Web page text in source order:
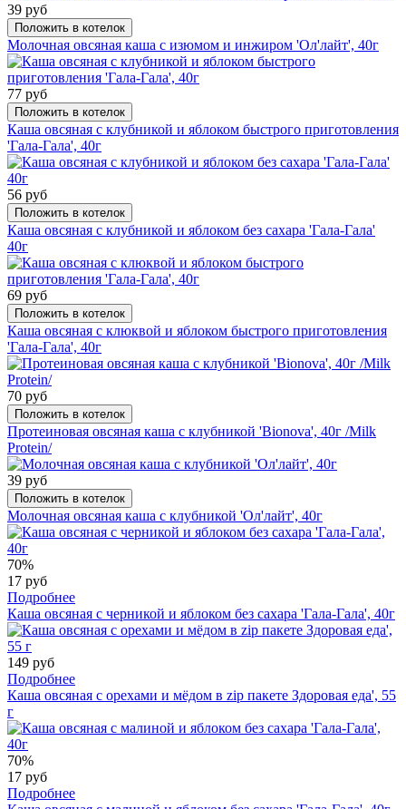
39 руб
Положить в котелок
Молочная овсяная каша с изюмом и инжиром 'Ол'лайт', 40г
77 руб
Положить в котелок
Каша овсяная с клубникой и яблоком быстрого приготовления
'Гала-Гала', 40г
56 руб
Положить в котелок
Каша овсяная с клубникой и яблоком без сахара 'Гала-Гала'
40г
69 руб
Положить в котелок
Каша овсяная с клюквой и яблоком быстрого приготовления
'Гала-Гала', 40г
70 руб
Положить в котелок
Протеиновая овсяная каша с клубникой 'Bionova', 40г /Milk
Protein/
39 руб
Положить в котелок
Молочная овсяная каша с клубникой 'Ол'лайт', 40г
70%
17 руб
Подробнее
Каша овсяная с черникой и яблоком без сахара 'Гала-Гала', 40г
149 руб
Подробнее
Каша овсяная с орехами и мёдом в zip пакете Здоровая еда', 55
г
70%
17 руб
Подробнее